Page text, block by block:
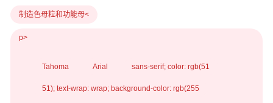
制造色母粒和功能母<
p>
Tahoma Arial sans-serif; color: rgb(51
51); text-wrap: wrap; background-color: rgb(255